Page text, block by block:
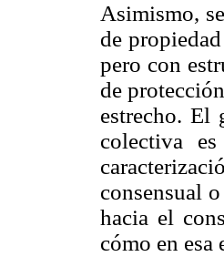
Asimismo,
de
pero con
de
estrecho. El
colectiva
consensual
hacia el
cómo en esa